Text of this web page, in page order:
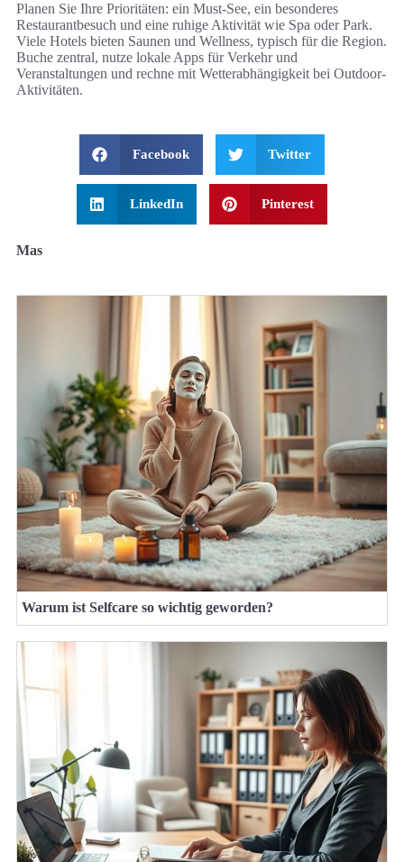
Planen Sie Ihre Prioritäten: ein Must-See, ein besonderes
Restaurantbesuch und eine ruhige Aktivität wie Spa oder Park.
Viele Hotels bieten Saunen und Wellness, typisch für die Region.
Buche zentral, nutze lokale Apps für Verkehr und
Veranstaltungen und rechne mit Wetterabhängigkeit bei Outdoor-
Aktivitäten.
Facebook Twitter
LinkedIn Pinterest
Mas
Warum ist Selfcare so wichtig geworden?